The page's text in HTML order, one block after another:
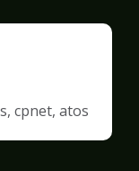
cpnet, atos